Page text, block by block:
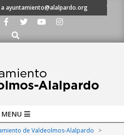
ayuntamiento@alalpardo.org
TE
Buscar
MENU
de Valdeolmos-Alalpardo
>